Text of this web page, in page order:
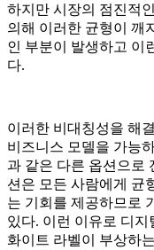
하지만 시장의 점진적
의해 이러한 균형이 깨
인 부분이 발생하고 이
다.
이러한 비대칭성을 해
비즈니스 모델을 가능
과 같은 다른 옵션으로
션은 모든 사람에게 균
는 기회를 제공하므로
있다. 이런 이유로 디
화이트 라벨이 부상하